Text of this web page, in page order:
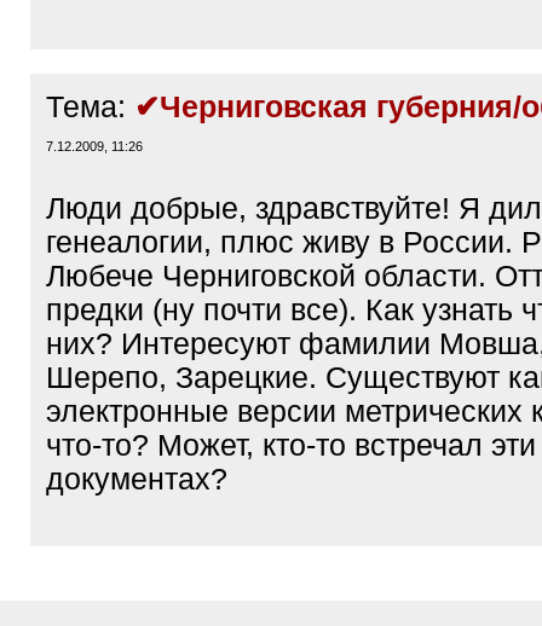
Тема: ✔Черниговская губерния/
7.12.2009, 11:26
Люди добрые, здравствуйте! Я
генеалогии, плюс живу в России.
Любече Черниговской области.
предки (ну почти все). Как узнать
них? Интересуют фамилии
Шерепо, Зарецкие. Существуют
электронные версии метрических
что-то? Может, кто-то встречал
документах?